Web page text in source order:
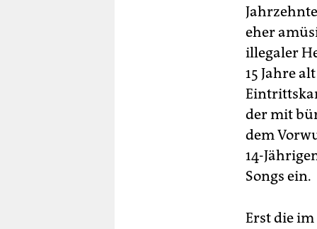
eher
illegaler
15 Jahre
der mit
dem
14-
Songs ein.
Erst die